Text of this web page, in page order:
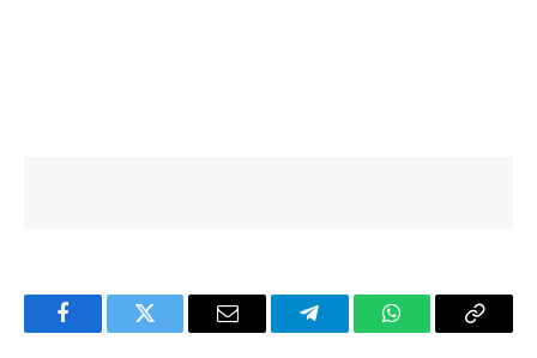
FacebookTwitter Email TelegramWhatsAppCopy